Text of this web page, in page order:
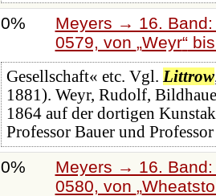
0%
Meyers → 16.
0579, von Weyr
Gesellschaft« etc. Vgl. Littrow
1881). Weyr, Rudolf,
1864 auf der dortigen
Professor Bauer und Professor
0%
Meyers → 16.
0580, von